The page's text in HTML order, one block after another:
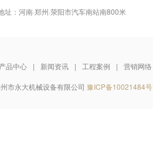
址：河南·郑州·荥阳市汽车南站南800米
产品中心 | 新闻资讯 | 工程案例 | 营销网络
市永大机械设备有限公司 豫ICP备10021484号